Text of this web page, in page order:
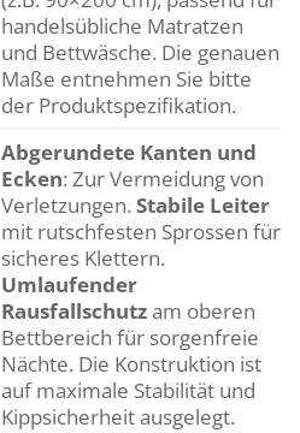
handelsübliche Matratzen
und Bettwäsche. Die genauen
Maße entnehmen Sie bitte
der Produktspezifikation.
Abgerundete Kanten und
Ecken: Zur Vermeidung von
Verletzungen. Stabile Leiter
mit rutschfesten Sprossen für
sicheres Klettern.
Umlaufender
Rausfallschutzam oberen
Bettbereich für sorgenfreie
Nächte. Die Konstruktion ist
auf maximale Stabilität und
Kippsicherheit ausgelegt.